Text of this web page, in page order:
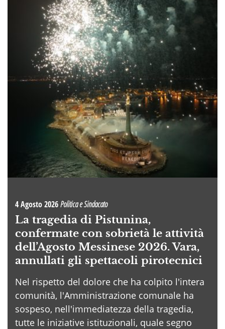
4 Agosto 2026Politica e Sindacato
La tragedia di Pistunina,
confermate con sobrietà le attività
dell’Agosto Messinese 2026. Vara,
annullati gli spettacoli pirotecnici
Nel rispetto del dolore che ha colpito l'intera
comunità, l'Amministrazione comunale ha
sospeso, nell'immediatezza della tragedia,
tutte le iniziative istituzionali, quale segno